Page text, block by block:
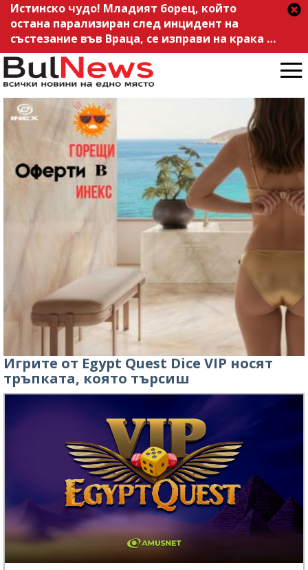
Истинско чудо! Младият борец, който
остана парализиран след инцидент на
състезание във Враца, се изправи на крака /
снимка/
Игрите от Egypt Quest Dice VIP носят
тръпката, която търсиш